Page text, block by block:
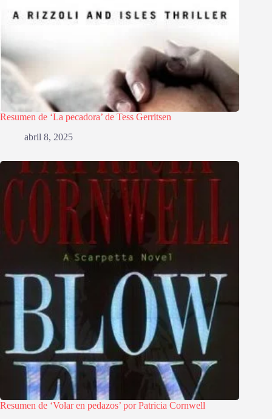
Resumen de ‘La pecadora’ de Tess Gerritsen
abril 8, 2025
Resumen de ‘Volar en pedazos’ por Patricia Cornwell